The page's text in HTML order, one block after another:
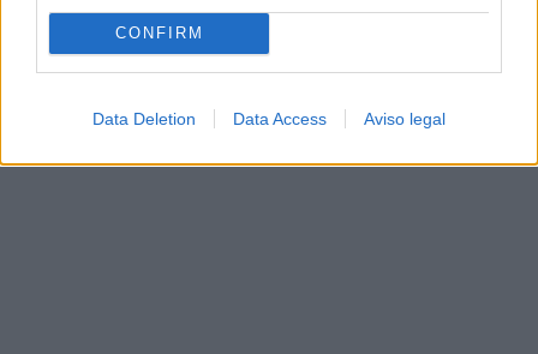
CONFIRM
Data Deletion Data Access Aviso legal